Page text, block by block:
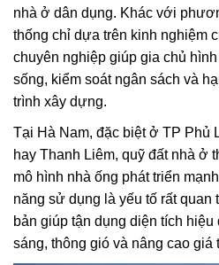
nhà ở dân dụng. Khác với
thống chỉ dựa trên kinh nghiệm
chuyên nghiệp giúp gia chủ
sống, kiểm soát ngân sách và
trình xây dựng.
Tại Hà Nam, đặc biệt ở TP Phủ
hay Thanh Liêm, quỹ đất nhà ở
mô hình nhà ống phát triển
năng sử dụng là yếu tố rất quan
bản giúp tận dụng diện tích
sáng, thông gió và nâng cao giá